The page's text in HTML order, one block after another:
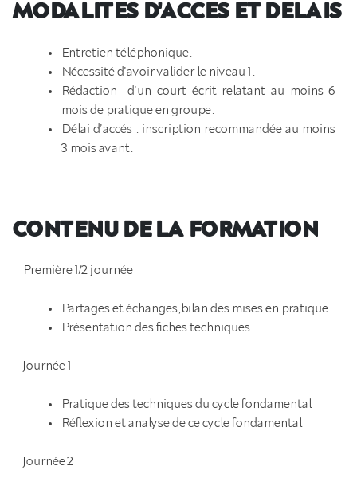
MODALITES D'ACCES ET DELAIS
Entretien téléphonique.
Nécessité d’avoir valider le niveau 1.
Rédaction d’un court écrit relatant au moins 6
mois de pratique en groupe.
Délai d’accés : inscription recommandée au moins
3 mois avant.
CONTENU DE LA FORMATION
Première 1/2 journée
Partages et échanges,bilan des mises en pratique.
Présentation des fiches techniques.
Journée 1
Pratique des techniques du cycle fondamental
Réflexion et analyse de ce cycle fondamental
Journée 2